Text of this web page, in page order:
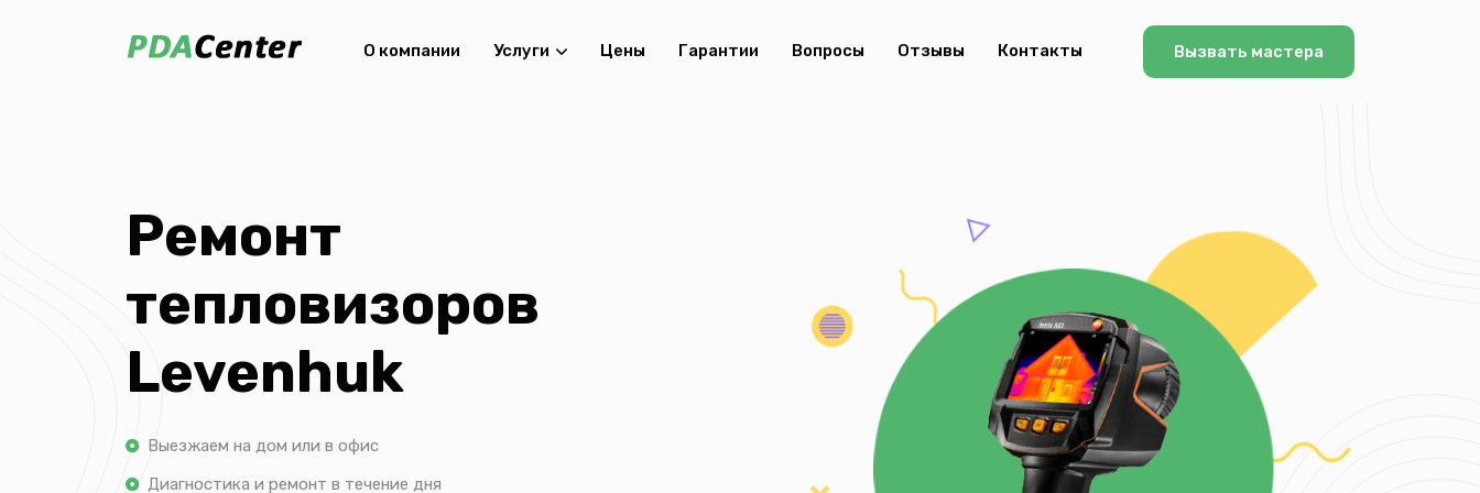
О компании Услуги Цены Гарантии Вопросы Отзывы Контакты Вызвать мастера
Ремонт
тепловизоров
Levenhuk
Выезжаем на дом или в офис
Диагностика и ремонт в течение дня